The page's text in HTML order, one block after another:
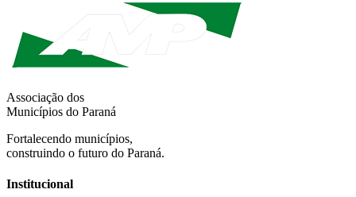
Associação dos
Municípios do Paraná
Fortalecendo municípios,
construindo o futuro do Paraná.
Institucional